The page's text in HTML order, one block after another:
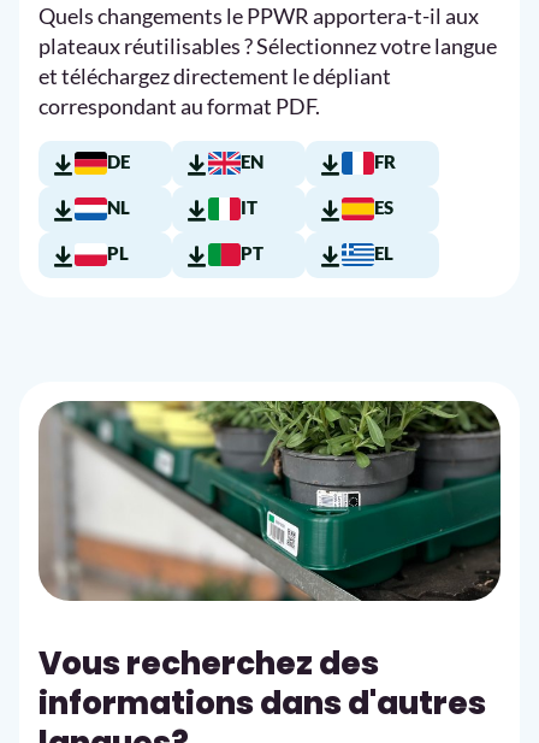
Quels changements le PPWR apportera-t-il aux
plateaux réutilisables ? Sélectionnez votre langue
et téléchargez directement le dépliant
correspondant au format PDF.
DE EN FR
NL IT ES
PL PT EL
Vous recherchez des
informations dans d'autres